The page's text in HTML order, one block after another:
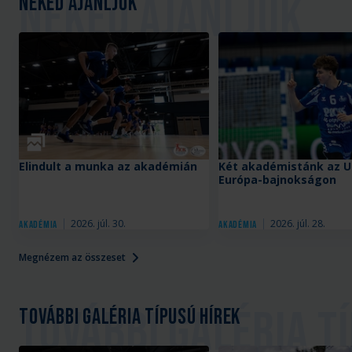
Megnézem az összeset
Galéria
Akadémia 2026. júl. 30.
Elindult a munka az akadémián
Akadémia 2026. júl. 28.
Két akadémistánk az
Európa-bajnokságon
További galéria típusú hírek